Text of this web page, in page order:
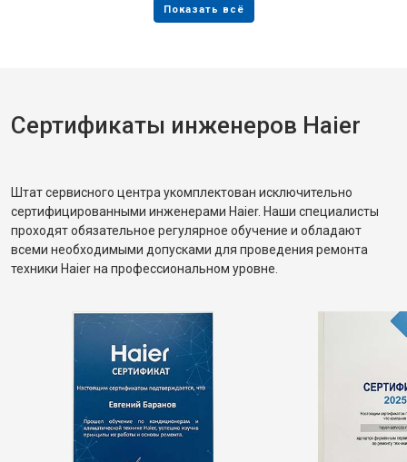
Сертификаты инженеров Haier
Штат сервисного центра укомплектован исключительно
сертифицированными инженерами Haier. Наши специалисты
проходят обязательное регулярное обучение и обладают
всеми необходимыми допусками для проведения ремонта
техники Haier на профессиональном уровне.